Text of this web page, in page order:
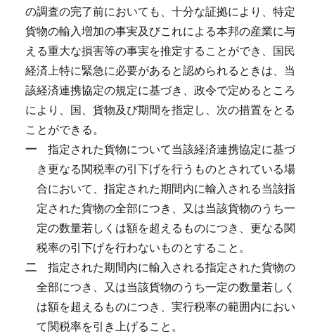
の調査の完了前においても、十分な証拠により、特定
貨物の輸入増加の事実及びこれによる本邦の産業に与
える重大な損害等の事実を推定することができ、国民
経済上特に緊急に必要があると認められるときは、当
該経済連携協定の規定に基づき、政令で定めるところ
により、国、貨物及び期間を指定し、次の措置をとる
ことができる。
一
指定された貨物について当該経済連携協定に基づ
き更なる関税率の引下げを行うものとされている場
合において、指定された期間内に輸入される当該指
定された貨物の全部につき、又は当該貨物のうち一
定の数量若しくは額を超えるものにつき、更なる関
税率の引下げを行わないものとすること。
二
指定された期間内に輸入される指定された貨物の
全部につき、又は当該貨物のうち一定の数量若しく
は額を超えるものにつき、実行税率の範囲内におい
て関税率を引き上げること。